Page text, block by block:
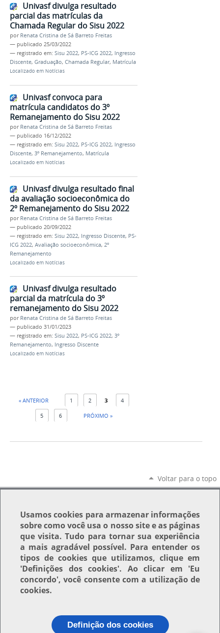
Univasf divulga resultado
parcial das matrículas da
Chamada Regular do Sisu 2022
por Renata Cristina de Sá Barreto Freitas
— publicado 25/03/2022
— registrado em: Sisu 2022, PS-ICG 2022, Ingresso
Discente, Graduação, Chamada Regular, Matrícula
Localizado em Notícias
Univasf convoca para
matrícula candidatos do 3º
Remanejamento do Sisu 2022
por Renata Cristina de Sá Barreto Freitas
— publicado 16/12/2022
— registrado em: Sisu 2022, PS-ICG 2022, Ingresso
Discente, 3º Remanejamento, Matrícula
Localizado em Notícias
Univasf divulga resultado final
da avaliação socioeconômica do
2º Remanejamento do Sisu 2022
por Renata Cristina de Sá Barreto Freitas
— publicado 20/09/2022
— registrado em: Sisu 2022, Ingresso Discente, PS-
ICG 2022, Avaliação socioeconômica, 2º
Remanejamento
Localizado em Notícias
Univasf divulga resultado
parcial da matrícula do 3º
remanejamento do Sisu 2022
por Renata Cristina de Sá Barreto Freitas
— publicado 31/01/2023
— registrado em: Sisu 2022, PS-ICG 2022, 3º
Remanejamento, Ingresso Discente
Localizado em Notícias
« ANTERIOR 1 2 3 4
5 6 PRÓXIMO »
Voltar para o topo
Usamoscookies para armazenar informações
sobre como você usa o nosso site e as páginas
que visita. Tudo para tornar sua experiência
a mais agradável possível. Para entender os
tipos de cookies que utilizamos, clique em
'Definições dos cookies'. Ao clicar em 'Eu
concordo', você consente com a utilização de
cookies.